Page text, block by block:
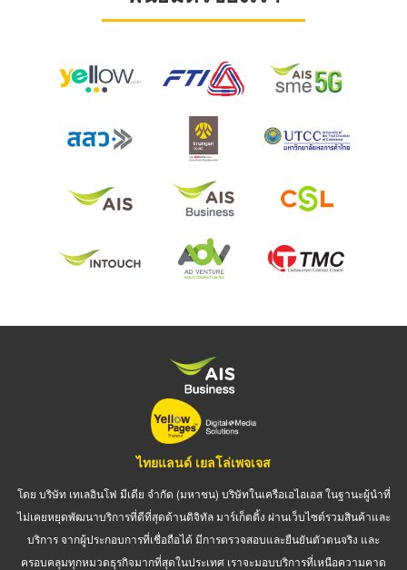
ไทยแลนด์ เยลโล่เพจเจส
โดย บริษัท เทเลอินโฟ มีเดีย จำกัด (มหาชน) บริษัทในเครือเอไอเอส ในฐานะผู้นำที่
ไม่เคยหยุดพัฒนาบริการที่ดีที่สุดด้านดิจิทัล มาร์เก็ตติ้ง ผ่านเว็บไซต์รวมสินค้าและ
บริการ จากผู้ประกอบการที่เชื่อถือได้ มีการตรวจสอบและยืนยันตัวตนจริง และ
ครอบคลุมทุกหมวดธุรกิจมากที่สุดในประเทศ เราจะมอบบริการที่เหนือความคาด